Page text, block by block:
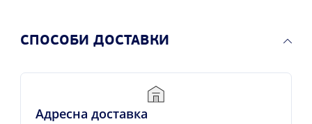
СПОСОБИ ДОСТАВКИ
Адресна доставка